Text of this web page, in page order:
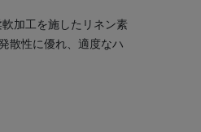
加工を施したリネン素
散性に優れ、適度なハ